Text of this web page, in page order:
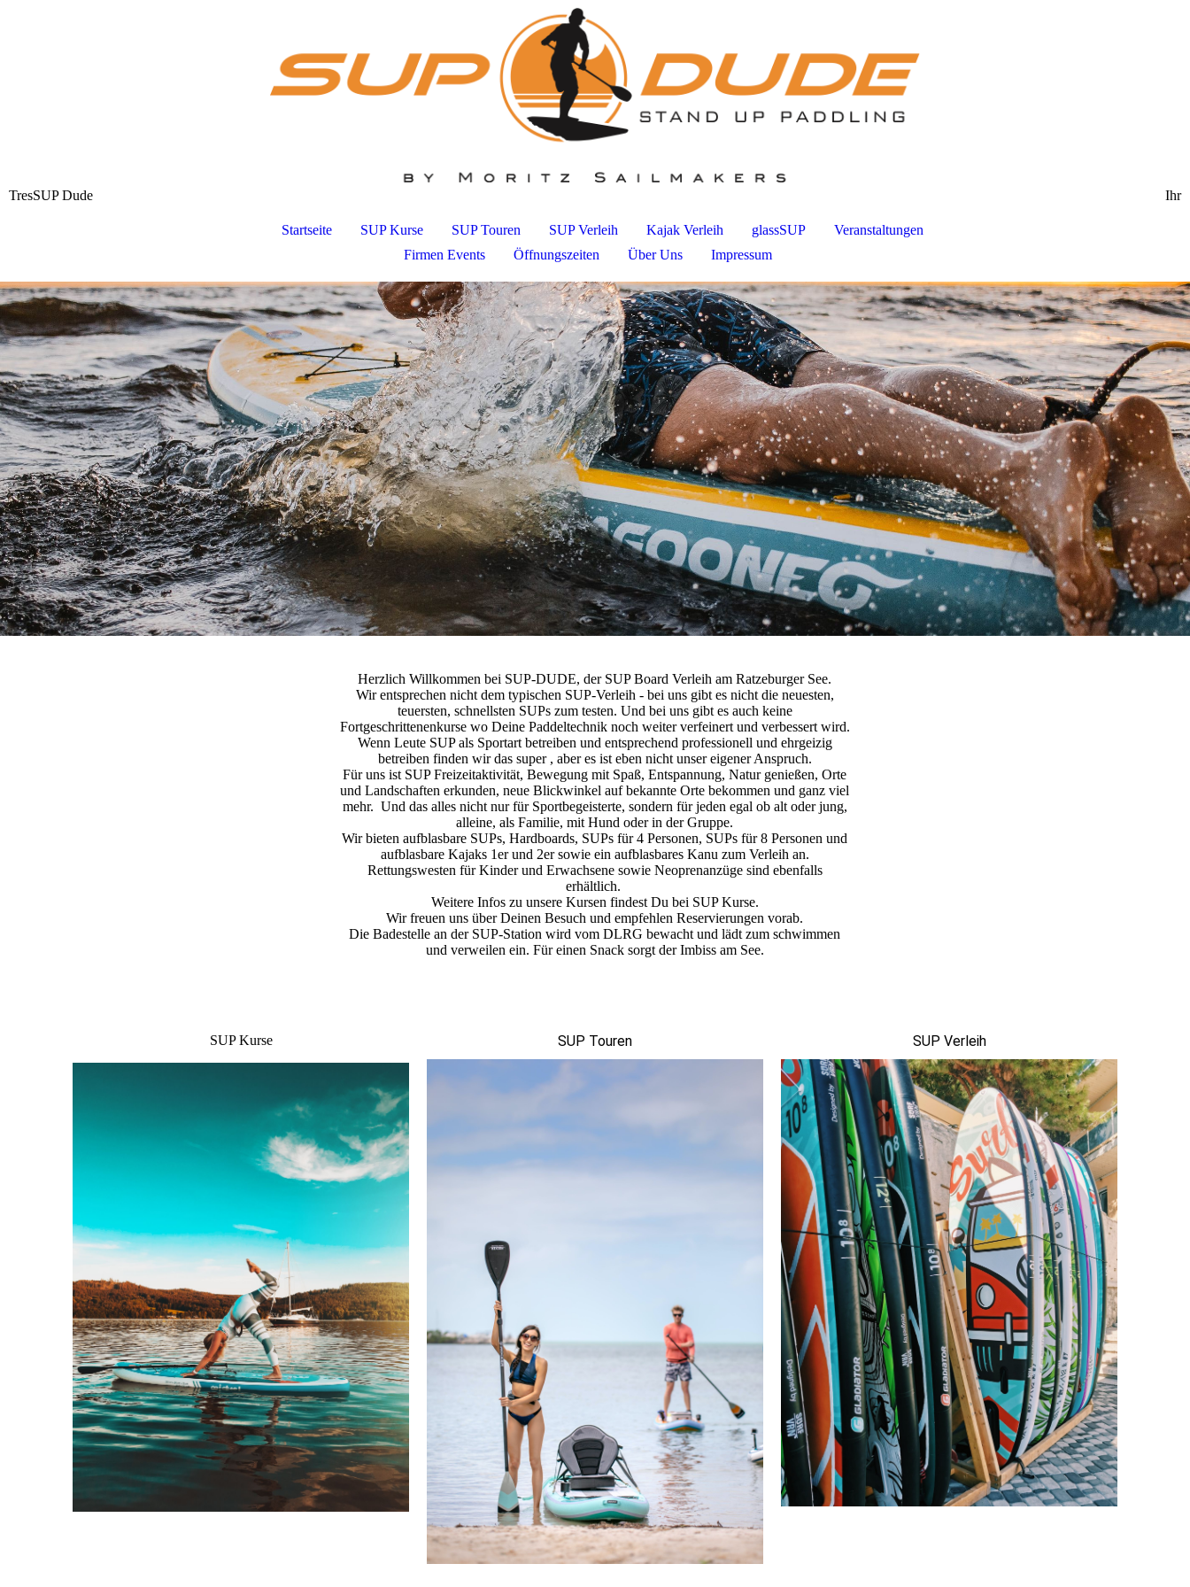
TresSUP Dude Ihr
Startseite SUP Kurse SUP Touren SUP Verleih Kajak Verleih glassSUP
Veranstaltungen
Firmen Events
Öffnungszeiten Über Uns Impressum
Herzlich Willkommen bei SUP-DUDE, der SUP Board Verleih am Ratzeburger See.
Wir entsprechen nicht dem typischen SUP-Verleih - bei uns gibt es nicht die neuesten,
teuersten, schnellsten SUPs zum testen. Und bei uns gibt es auch keine
Fortgeschrittenenkurse wo Deine Paddeltechnik noch weiter verfeinert und verbessert wird.
Wenn Leute SUP als Sportart betreiben und entsprechend professionell und ehrgeizig
betreiben finden wir das super , aber es ist eben nicht unser eigener Anspruch.
Für uns ist SUP Freizeitaktivität, Bewegung mit Spaß, Entspannung, Natur genießen, Orte
und Landschaften erkunden, neue Blickwinkel auf bekannte Orte bekommen und ganz viel
mehr. Und das alles nicht nur für Sportbegeisterte, sondern für jeden egal ob alt oder jung,
alleine, als Familie, mit Hund oder in der Gruppe.
Wir bieten aufblasbare SUPs, Hardboards, SUPs für 4 Personen, SUPs für 8 Personen und
aufblasbare Kajaks 1er und 2er sowie ein aufblasbares Kanu zum Verleih an.
Rettungswesten für Kinder und Erwachsene sowie Neoprenanzüge sind ebenfalls
erhältlich.
Weitere Infos zu unsere Kursen findest Du bei SUP Kurse.
Wir freuen uns über Deinen Besuch und empfehlen Reservierungen vorab.
Die Badestelle an der SUP-Station wird vom DLRG bewacht und lädt zum schwimmen
und verweilen ein. Für einen Snack sorgt der Imbiss am See.
SUP Kurse SUP Touren SUP Verleih